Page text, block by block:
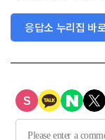
응답소 누리집 바